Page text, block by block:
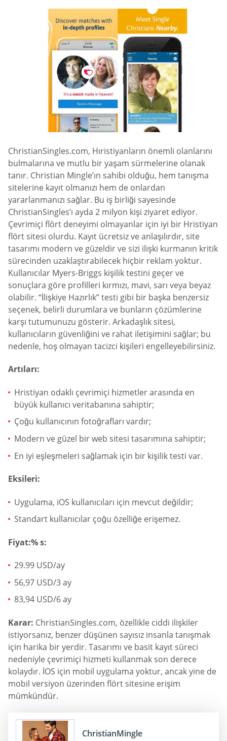
ChristianSingles.com, Hıristiyanların önemli olanlarını
bulmalarına ve mutlu bir yaşam sürmelerine olanak
tanır. Christian Mingle’ın sahibi olduğu, hem tanışma
sitelerine kayıt olmanızı hem de onlardan
yararlanmanızı sağlar. Bu iş birliği sayesinde
ChristianSingles’ı ayda 2 milyon kişi ziyaret ediyor.
Çevrimiçi flört deneyimi olmayanlar için iyi bir Hristiyan
flört sitesi olurdu. Kayıt ücretsiz ve anlaşılırdır, site
tasarımı modern ve güzeldir ve sizi ilişki kurmanın kritik
sürecinden uzaklaştırabilecek hiçbir reklam yoktur.
Kullanıcılar Myers-Briggs kişilik testini geçer ve
sonuçlara göre profilleri kırmızı, mavi, sarı veya beyaz
olabilir. “İlişkiye Hazırlık” testi gibi bir başka benzersiz
seçenek, belirli durumlara ve bunların çözümlerine
karşı tutumunuzu gösterir. Arkadaşlık sitesi,
kullanıcıların güvenliğini ve rahat iletişimini sağlar; bu
nedenle, hoş olmayan tacizci kişileri engelleyebilirsiniz.
Artıları:
Hristiyan odaklı çevrimiçi hizmetler arasında en
büyük kullanıcı veritabanına sahiptir;
Çoğu kullanıcının fotoğrafları vardır;
Modern ve güzel bir web sitesi tasarımına sahiptir;
En iyi eşleşmeleri sağlamak için bir kişilik testi var.
Eksileri:
Uygulama, iOS kullanıcıları için mevcut değildir;
Standart kullanıcılar çoğu özelliğe erişemez.
Fiyat:% s:
29.99 USD/ay
56,97 USD/3 ay
83,94 USD/6 ay
Karar: ChristianSingles.com, özellikle ciddi ilişkiler
istiyorsanız, benzer düşünen sayısız insanla tanışmak
için harika bir yerdir. Tasarımı ve basit kayıt süreci
nedeniyle çevrimiçi hizmeti kullanmak son derece
kolaydır. İOS için mobil uygulama yoktur, ancak yine de
mobil versiyon üzerinden flört sitesine erişim
mümkündür.
ChristianMingle